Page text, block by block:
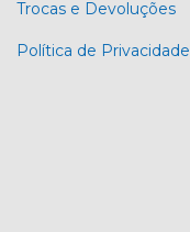
Trocas e Devoluções
Política de Privacidade